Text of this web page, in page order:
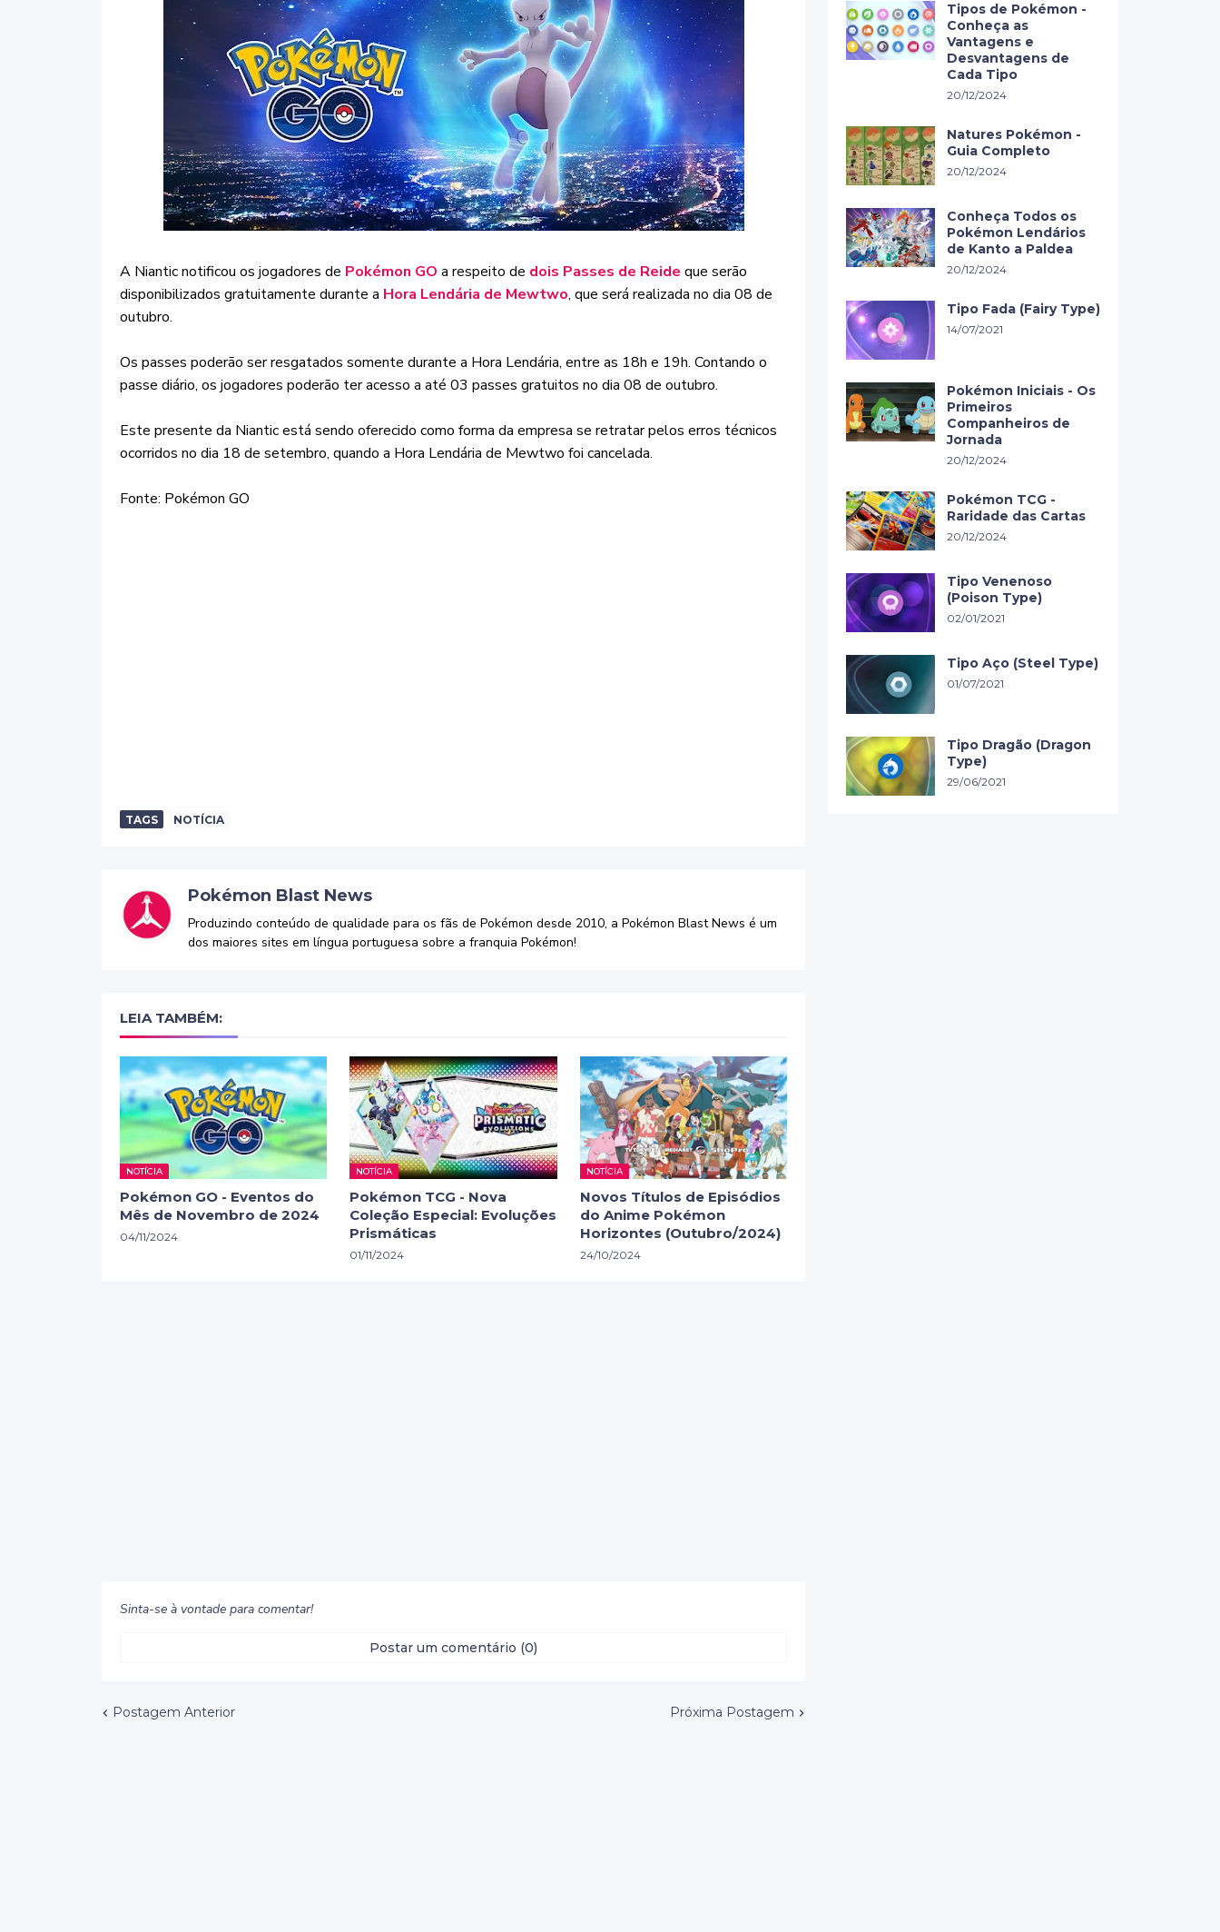
A Niantic notificou os jogadores de Pokémon GO a respeito de dois Passes de Reide que serão
disponibilizados gratuitamente durante a Hora Lendária de Mewtwo, que será realizada no dia 08 de
outubro.
Os passes poderão ser resgatados somente durante a Hora Lendária, entre as 18h e 19h. Contando o
passe diário, os jogadores poderão ter acesso a até 03 passes gratuitos no dia 08 de outubro.
Este presente da Niantic está sendo oferecido como forma da empresa se retratar pelos erros técnicos
ocorridos no dia 18 de setembro, quando a Hora Lendária de Mewtwo foi cancelada.
Fonte: Pokémon GO
TAGS NOTÍCIA
Pokémon Blast News
Produzindo conteúdo de qualidade para os fãs de Pokémon desde 2010, a Pokémon Blast News é um
dos maiores sites em língua portuguesa sobre a franquia Pokémon!
LEIA TAMBÉM:
NOTÍCIA
Pokémon GO - Eventos do
Mês de Novembro de 2024
04/11/2024
NOTÍCIA
Pokémon TCG - Nova
Coleção Especial: Evoluções
Prismáticas
01/11/2024
NOTÍCIA
Novos Títulos de Episódios
do Anime Pokémon
Horizontes (Outubro/2024)
24/10/2024
Sinta-se à vontade para comentar!
Postar um comentário (0)
Postagem Anterior Próxima Postagem
Tipos de Pokémon -
Conheça as
Vantagens e
Desvantagens de
Cada Tipo
20/12/2024
Natures Pokémon -
Guia Completo
20/12/2024
Conheça Todos os
Pokémon Lendários
de Kanto a Paldea
20/12/2024
Tipo Fada (Fairy Type)
14/07/2021
Pokémon Iniciais - Os
Primeiros
Companheiros de
Jornada
20/12/2024
Pokémon TCG -
Raridade das Cartas
20/12/2024
Tipo Venenoso
(Poison Type)
02/01/2021
Tipo Aço (Steel Type)
01/07/2021
Tipo Dragão (Dragon
Type)
29/06/2021